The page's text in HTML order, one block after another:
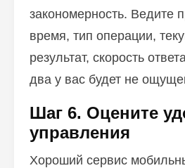
закономерность. Ведите
время, тип операции,
результат, скорость
два у вас будет не
Шаг 6. Оцените
управления
Хороший сервис